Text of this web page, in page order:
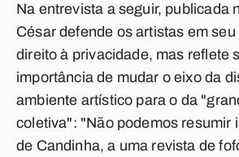
Na entrevista a seguir, publicada
César defende os artistas em
direito à privacidade, mas reflete
importância de mudar o eixo da
ambiente artístico para o da
coletiva": "Não podemos resumir
de Candinha, a uma revista de